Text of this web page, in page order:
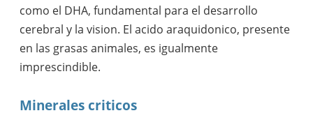
como el DHA, fundamental para el desarrollo
cerebral y la vision. El acido araquidonico, presente
en las grasas animales, es igualmente
imprescindible.
Minerales criticos